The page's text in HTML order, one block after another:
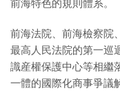
前海特色的規則體系。
前海法院、前海檢察院
最高人民法院的第一巡
識産權保護中心等相繼
一體的國際化商事爭議